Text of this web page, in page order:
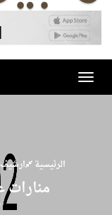
Toggle
navigation
الرئيسية ارشيف
منارات